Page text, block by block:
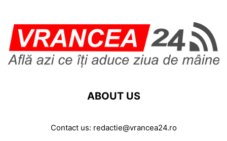
ABOUT US
Contact us: redactie@vrancea24.ro